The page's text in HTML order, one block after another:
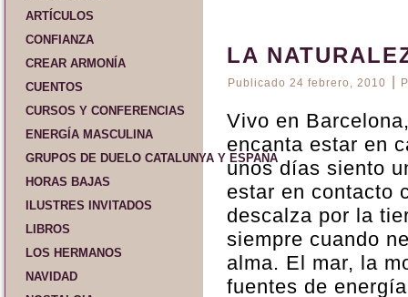
ARTÍCULOS
CONFIANZA
CREAR ARMONÍA
CUENTOS
CURSOS Y CONFERENCIAS
ENERGÍA MASCULINA
GRUPOS DE DUELO CATALUNYA Y ESPAÑA
HORAS BAJAS
ILUSTRES INVITADOS
LIBROS
LOS HERMANOS
NAVIDAD
LA
Publicado 24 febrero, 2010
Vivo en
encanta estar en
unos días siento
estar en contacto
descalza por la
siempre cuando
alma. El mar, la
fuentes de